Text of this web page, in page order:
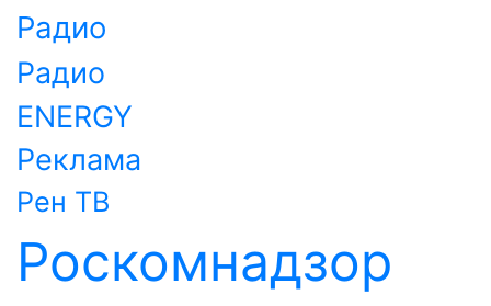
Радио
Радио
ENERGY
Реклама
Рен ТВ
Роскомнадзор